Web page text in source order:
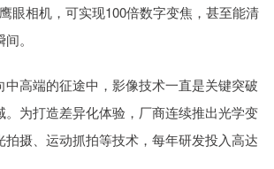
眼相机，可实现100倍数字变焦，甚至能清
。
中高端的征途中，影像技术一直是关键突破
。为打造差异化体验，厂商连续推出光学变
拍摄、运动抓拍等技术，每年研发投入高达